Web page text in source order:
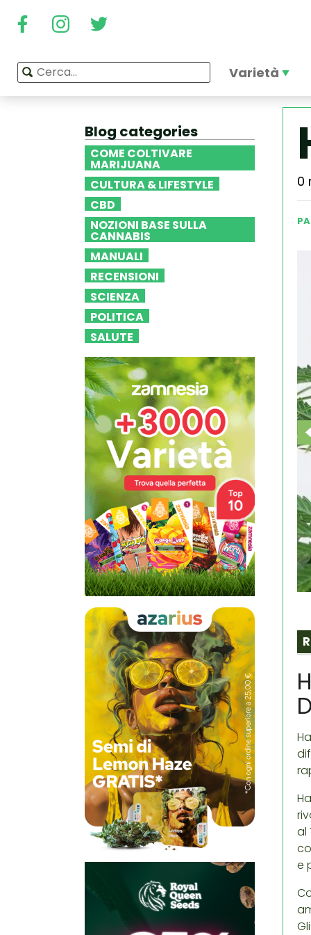
Varietà
Blog categories
COME COLTIVARE
MARIJUANA
CULTURA & LIFESTYLE
CBD
NOZIONI BASE SULLA
CANNABIS
MANUALI
RECENSIONI
SCIENZA
POLITICA
SALUTE
0
al
e